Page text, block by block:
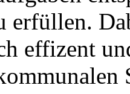
erfüllen.
effizent